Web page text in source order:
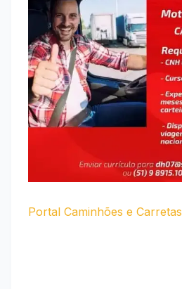
Portal Caminhões e Carretas